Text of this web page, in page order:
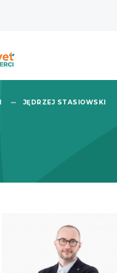
JĘDRZEJ STASIOWSKI